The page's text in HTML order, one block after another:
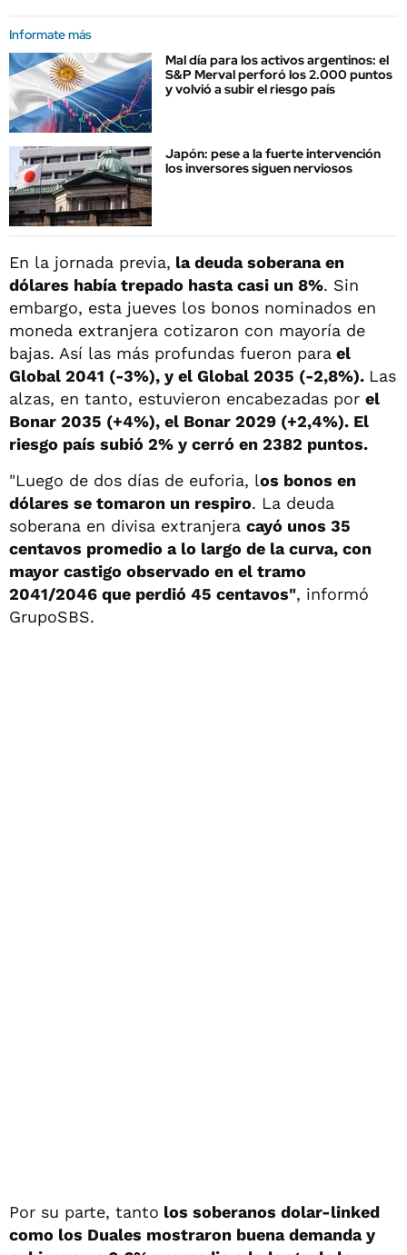
Informate más
Mal día para los activos argentinos: el
S&P Merval perforó los 2.000 puntos
y volvió a subir el riesgo país
Japón: pese a la fuerte intervención
los inversores siguen nerviosos
En la jornada previa, la deuda soberana en
dólares había trepado hasta casi un 8%. Sin
embargo, esta jueves los bonos nominados en
moneda extranjera cotizaron con mayoría de
bajas. Así las más profundas fueron para el
Global 2041 (-3%), y el Global 2035 (-2,8%). Las
alzas, en tanto, estuvieron encabezadas por el
Bonar 2035 (+4%), el Bonar 2029 (+2,4%). El
riesgo país subió 2% y cerró en 2382 puntos.
"Luego de dos días de euforia, los bonos en
dólares se tomaron un respiro. La deuda
soberana en divisa extranjera cayó unos 35
centavos promedio a lo largo de la curva, con
mayor castigo observado en el tramo
2041/2046 que perdió 45 centavos", informó
GrupoSBS.
Por su parte, tanto los soberanos dolar-linked
como los Duales mostraron buena demanda y